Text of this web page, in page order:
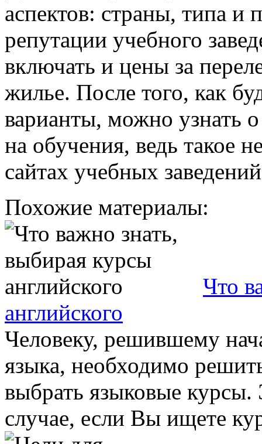
аспектов: страны, типа и
репутации учебного
включать и цены за
жилье. После того, как
варианты, можно узнать
на обучения, ведь такое
сайтах учебных
Похожие материалы:
Что
английского
Человеку, решившему
языка, необходимо
выбрать языковые курсы.
случае, если Вы ищете